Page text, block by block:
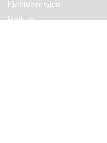
Klantenservice
Merken